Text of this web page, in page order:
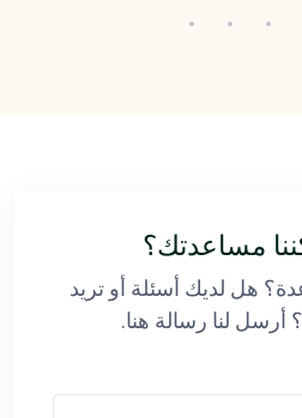
مساعدتك؟
هل لديك أسئلة أو تريد
أرسل لنا رسالة هنا.